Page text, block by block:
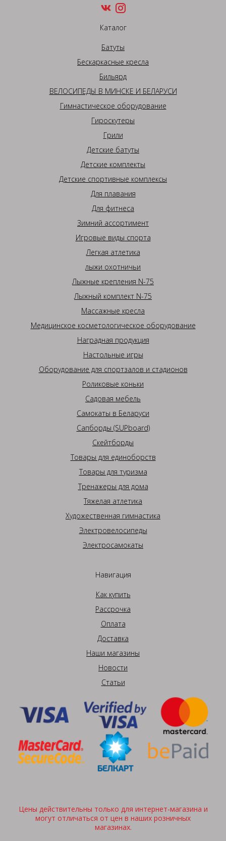
Каталог
Батуты
Бескаркасные кресла
Бильярд
ВЕЛОСИПЕДЫ В МИНСКЕ И БЕЛАРУСИ
Гимнастическое оборудование
Гироскутеры
Грили
Детские батуты
Детские комплекты
Детские спортивные комплексы
Для плавания
Для фитнеса
Зимний ассортимент
Игровые виды спорта
Легкая атлетика
лыжи охотничьи
Лыжные крепления N-75
Лыжный комплект N-75
Массажные кресла
Медицинское косметологическое оборудование
Наградная продукция
Настольные игры
Оборудование для спортзалов и стадионов
Роликовые коньки
Садовая мебель
Самокаты в Беларуси
Сапборды (SUPboard)
Скейтборды
Товары для единоборств
Товары для туризма
Тренажеры для дома
Тяжелая атлетика
Художественная гимнастика
Электровелосипеды
Электросамокаты
Навигация
Как купить
Рассрочка
Оплата
Доставка
Наши магазины
Новости
Статьи
Цены действительны только для интернет-магазина и
могут отличаться от цен в наших розничных
магазинах.